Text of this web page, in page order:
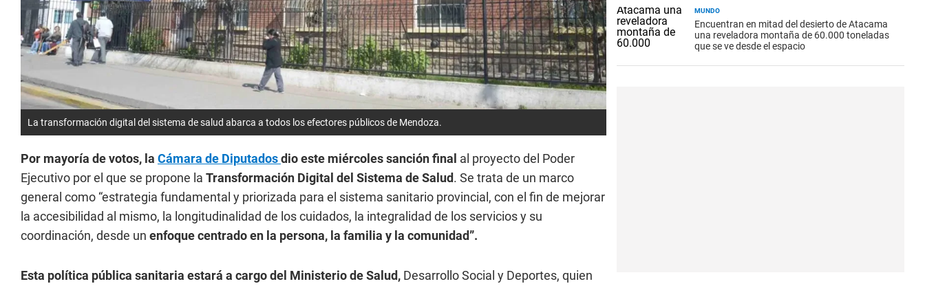
La transformación digital del sistema de salud abarca a todos los efectores públicos de Mendoza.
Por mayoría de votos, la Cámara de Diputadosdio este miércoles sanción final al proyecto del Poder
Ejecutivo por el que se propone la Transformación Digital del Sistema de Salud. Se trata de un marco
general como “estrategia fundamental y priorizada para el sistema sanitario provincial, con el fin de mejorar
la accesibilidad al mismo, la longitudinalidad de los cuidados, la integralidad de los servicios y su
coordinación, desde un enfoque centrado en la persona, la familia y la comunidad”.
Esta política pública sanitaria estará a cargo del Ministerio de Salud, Desarrollo Social y Deportes, quien
MUNDO
Encuentran en mitad del desierto de Atacama
una reveladora montaña de 60.000 toneladas
que se ve desde el espacio